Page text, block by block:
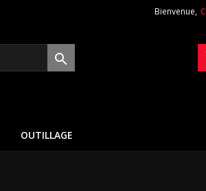
Bienvenue,

OUTILLAGE